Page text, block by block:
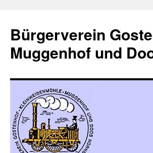
springen
Bürgerverein
Muggenhof und